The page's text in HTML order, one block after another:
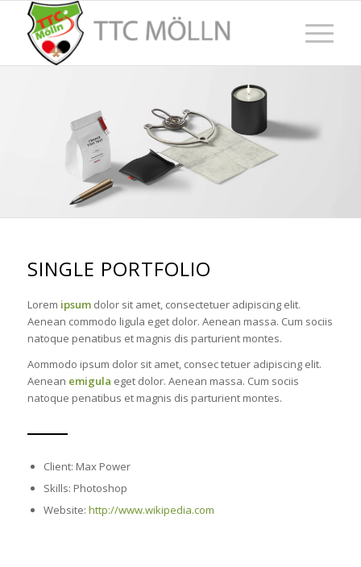
SINGLE PORTFOLIO
Lorem ipsumdolor sit amet, consectetuer adipiscing elit.
Aenean commodo ligula eget dolor. Aenean massa. Cum sociis
natoque penatibus et magnis dis parturient montes.
Aommodo ipsum dolor sit amet, consec tetuer adipiscing elit.
Aenean emigula eget dolor. Aenean massa. Cum sociis
natoque penatibus et magnis dis parturient montes.
Client: Max Power
Skills: Photoshop
Website: http://www.wikipedia.com